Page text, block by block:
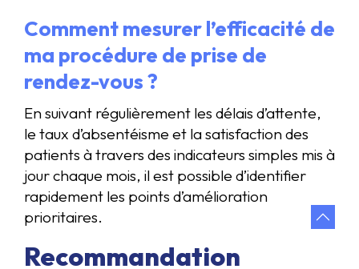
Comment mesurer l’efficacité de
ma procédure de prise de
rendez-vous ?
En suivant régulièrement les délais d’attente,
le taux d’absentéisme et la satisfaction des
patients à travers des indicateurs simples mis à
jour chaque mois, il est possible d’identifier
rapidement les points d’amélioration
prioritaires.
Recommandation